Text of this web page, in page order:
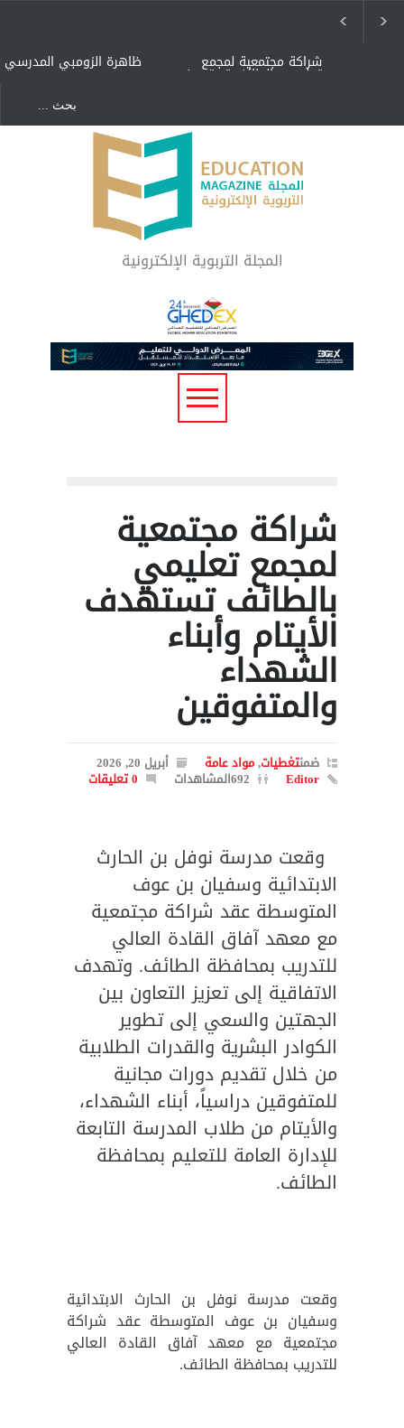
ظاهرة الزومبي المدرسي شراكة مجتمعية لمجمع
تعليمي بالطائف تستهدف
"كنت أنضرب ومافيني إلا
العافية" هل هذا مبرر
لاستمرار أسلوب التربية
المتوارث؟
لماذا تعد برامج توعية الأطفال
بخصوصية الجسد وقاية لا
فضول؟
المجلة التربوية الإلكترونية
شراكة مجتمعية
لمجمع تعليمي
بالطائف تستهدف
الأيتام وأبناء
الشهداء
والمتفوقين
ضمنتغطيات,مواد عامة أبريل 20, 2026
Editor 692المشاهدات 0 تعليقات
وقعت مدرسة نوفل بن الحارث
الابتدائية وسفيان بن عوف
المتوسطة عقد شراكة مجتمعية
مع معهد آفاق القادة العالي
للتدريب بمحافظة الطائف. وتهدف
الاتفاقية إلى تعزيز التعاون بين
الجهتين والسعي إلى تطوير
الكوادر البشرية والقدرات الطلابية
من خلال تقديم دورات مجانية
للمتفوقين دراسياً، أبناء الشهداء،
والأيتام من طلاب المدرسة التابعة
للإدارة العامة للتعليم بمحافظة
الطائف.
وقعت مدرسة نوفل بن الحارث الابتدائية
وسفيان بن عوف المتوسطة عقد شراكة
مجتمعية مع معهد آفاق القادة العالي
للتدريب بمحافظة الطائف.